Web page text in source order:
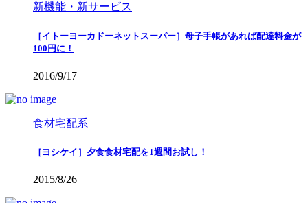
新機能・新サービス
［イトーヨーカドーネットスーパー］母子手帳があれば配達料金が
100円に！
2016/9/17
食材宅配系
［ヨシケイ］夕食食材宅配を1週間お試し！
2015/8/26